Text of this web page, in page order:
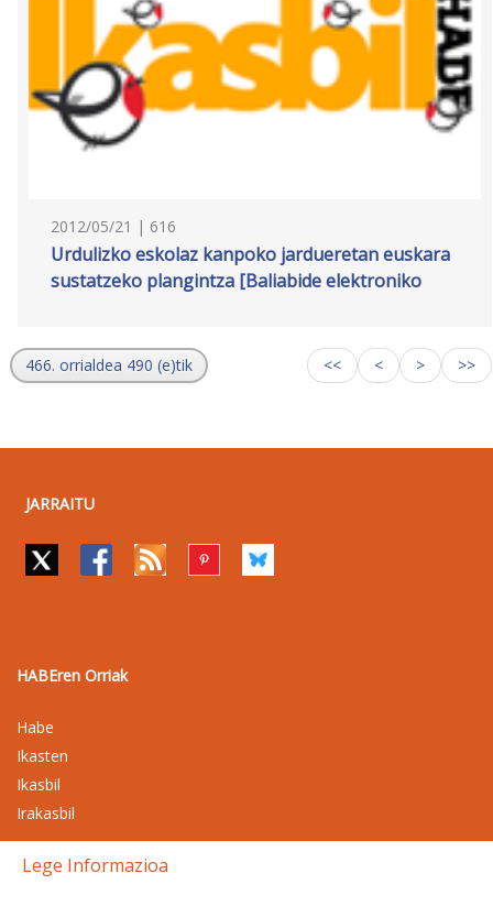
2012/05/21 | 616
Urdulizko eskolaz kanpoko jardueretan euskara
sustatzeko plangintza [Baliabide elektroniko
466. orrialdea 490 (e)tik << < > >>
JARRAITU
HABEren Orriak
Habe
Ikasten
Ikasbil
Irakasbil
Lege Informazioa